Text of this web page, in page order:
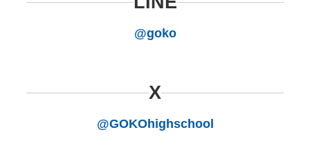
@goko
X
@GOKOhighschool